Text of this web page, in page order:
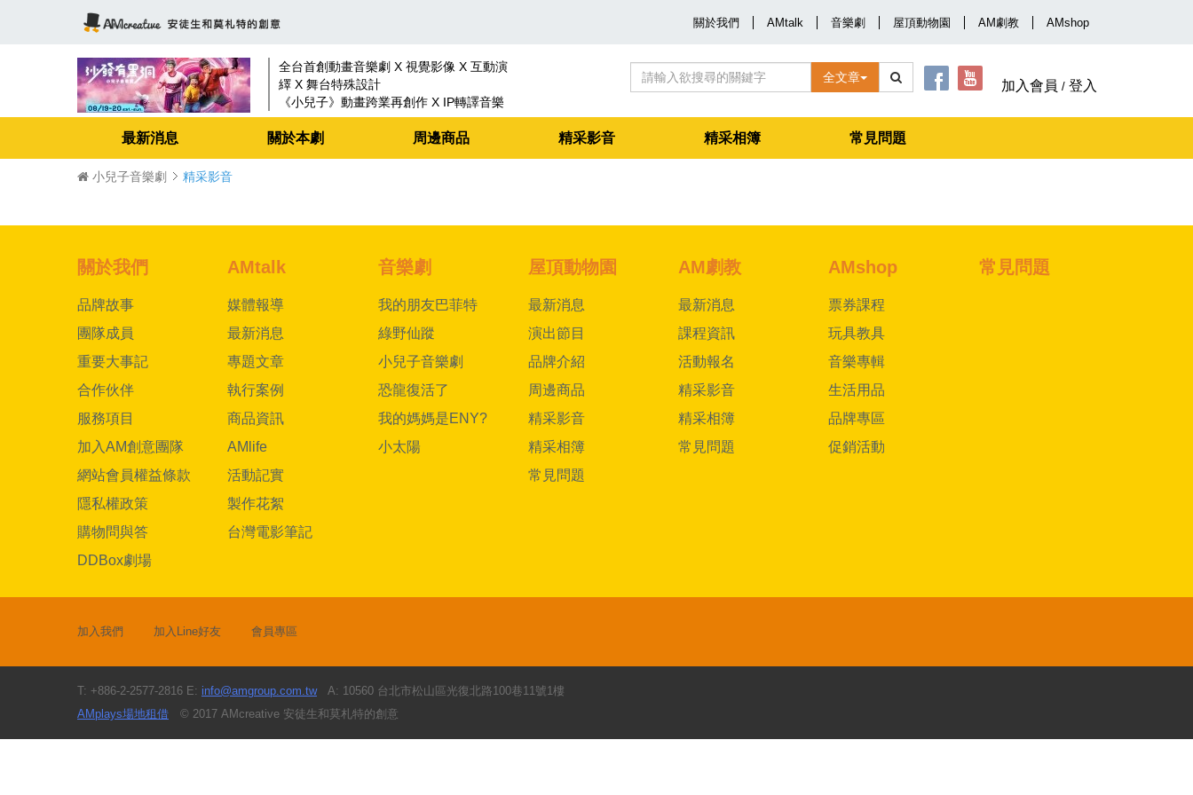
關於我們 AMtalk 音樂劇 屋頂動物園 AM劇教 AMshop
全台首創動畫音樂劇 X 視覺影像 X 互動演
繹 X 舞台特殊設計
《小兒子》動畫跨業再創作 X IP轉譯音樂
劇
全文章
加入會員 / 登入
最新消息 關於本劇 周邊商品 精采影音 精采相簿 常見問題
小兒子音樂劇 精采影音
關於我們
品牌故事
團隊成員
重要大事記
合作伙伴
服務項目
加入AM創意團隊
網站會員權益條款
隱私權政策
購物問與答
DDBox劇場
AMtalk
媒體報導
最新消息
專題文章
執行案例
商品資訊
AMlife
活動記實
製作花絮
台灣電影筆記
音樂劇
我的朋友巴菲特
綠野仙蹤
小兒子音樂劇
恐龍復活了
我的媽媽是ENY?
小太陽
屋頂動物園
最新消息
演出節目
品牌介紹
周邊商品
精采影音
精采相簿
常見問題
AM劇教
最新消息
課程資訊
活動報名
精采影音
精采相簿
常見問題
AMshop
票券課程
玩具教具
音樂專輯
生活用品
品牌專區
促銷活動
常見問題
加入我們 加入Line好友 會員專區
T: +886-2-2577-2816 E: info@amgroup.com.twA: 10560 台北市松山區光復北路100巷11號1樓
AMplays場地租借 © 2017 AMcreative 安徒生和莫札特的創意